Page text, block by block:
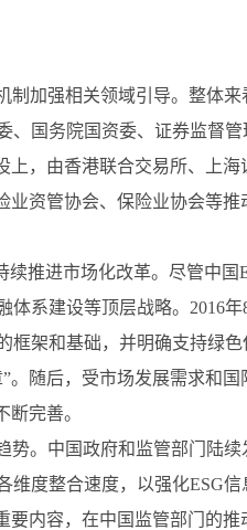
加强相关领域引导。整体
国务院国资委、证券监督
，由香港联合交易所、上
资管协会、保险业协会等推
推进市场化改革。尽管中
系建设等顶层战略。2016
架和基础，并明确支持绿
随后，受市场发展需求和
完善。
。中国政府和监管部门陆
度整合速度，以强化ESG
内容，在中国监管部门的